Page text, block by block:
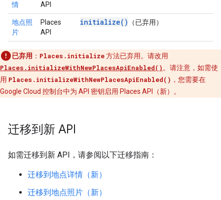
情
API
地点照
片
Places
API
initialize() （已弃用）
已弃用 ： Places.initialize方法已弃用。请改用
Places.initializeWithNewPlacesApiEnabled() 。请注意，如需使
用 Places.initializeWithNewPlacesApiEnabled() ，您需要在
Google Cloud 控制台中为 API 密钥启用 Places API（新）。
迁移到新 API
如需迁移到新 API，请参阅以下迁移指南：
迁移到地点详情（新）
迁移到地点照片（新）